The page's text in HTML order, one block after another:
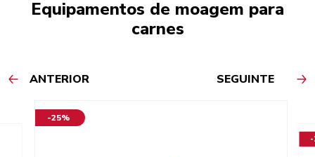
Equipamentos de moagem para
carnes
ANTERIOR SEGUINTE
-25%
-